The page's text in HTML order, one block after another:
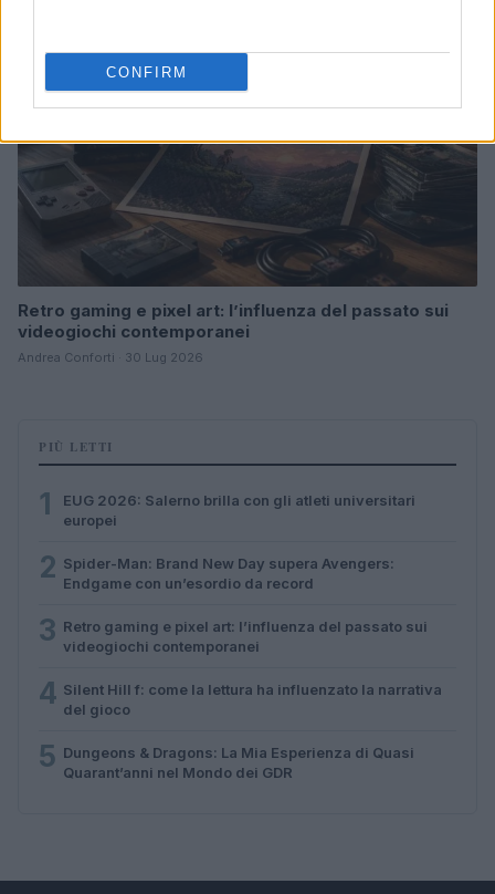
CONFIRM
Retro gaming e pixel art: l’influenza del passato sui
videogiochi contemporanei
Andrea Conforti · 30 Lug 2026
PIÙ LETTI
1
EUG 2026: Salerno brilla con gli atleti universitari
europei
2 Spider-Man: Brand New Day supera Avengers:
Endgame con un’esordio da record
3 Retro gaming e pixel art: l’influenza del passato sui
videogiochi contemporanei
4 Silent Hill f: come la lettura ha influenzato la narrativa
del gioco
5 Dungeons & Dragons: La Mia Esperienza di Quasi
Quarant’anni nel Mondo dei GDR